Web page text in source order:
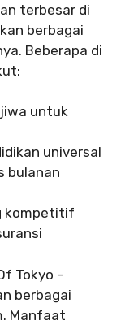
terbesar di
berbagai
Beberapa di
untuk
universal
bulanan
kompetitif
Tokyo –
berbagai
Manfaat